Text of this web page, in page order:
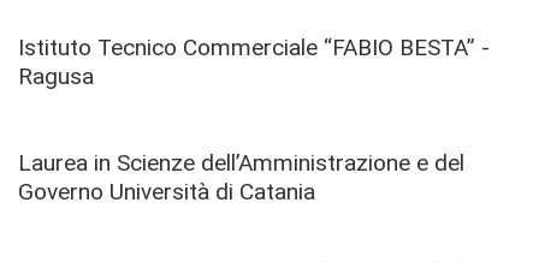
Istituto Tecnico Commerciale “FABIO BESTA” -
Ragusa
Laurea in Scienze dell’Amministrazione e del
Governo Università di Catania